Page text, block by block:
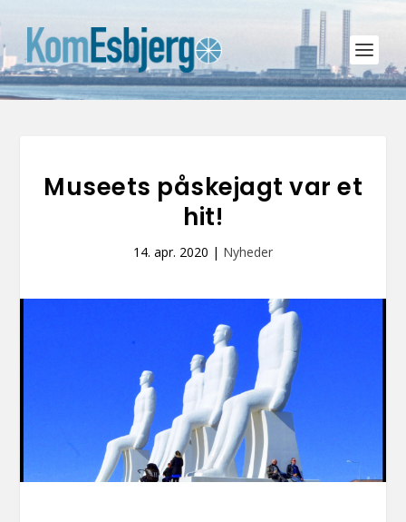
Museets påskejagt var et
hit!
14. apr. 2020 | Nyheder